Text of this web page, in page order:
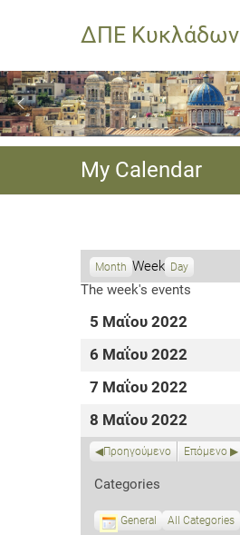
ΔΠΕ Κυκλάδων
My Calendar
Month Week Day
The week's events
5 Μαΐου 2022
6 Μαΐου 2022
7 Μαΐου 2022
8 Μαΐου 2022
Προηγούμενο Επόμενο
Categories
General All Categories